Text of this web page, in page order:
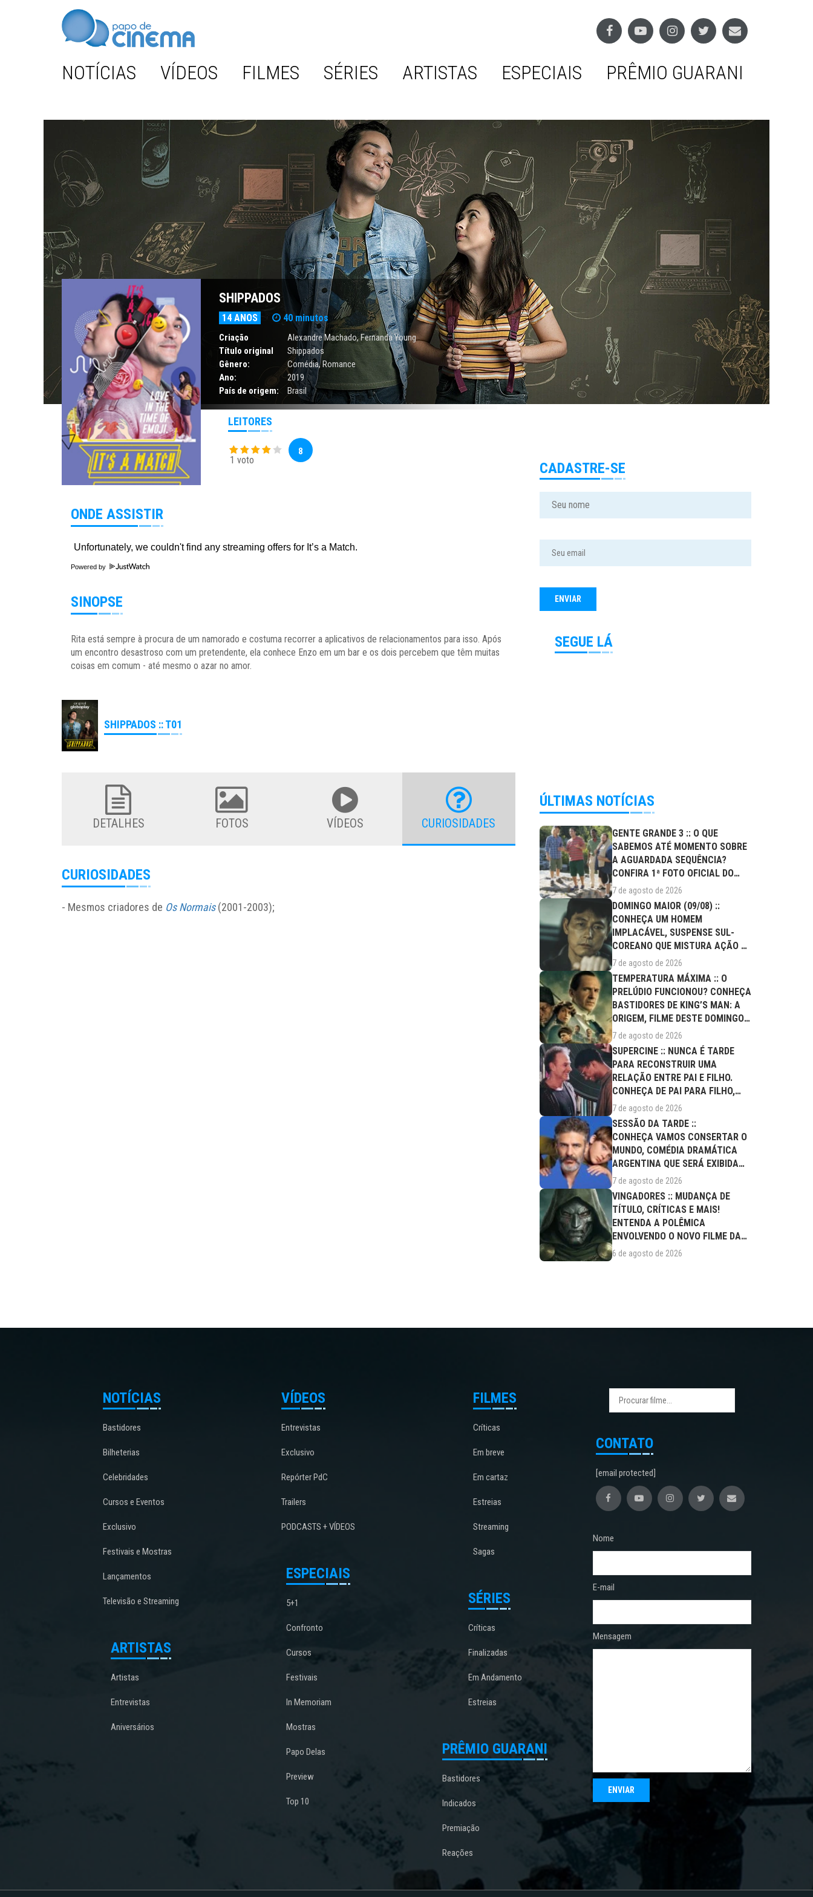
NOTÍCIAS VÍDEOS FILMES SÉRIES ARTISTAS ESPECIAIS PRÊMIO GUARANI
SHIPPADOS
14 ANOS 40 minutos
Criação
Alexandre Machado, Fernanda Young
Título original
Shippados
Gênero:
Comédia,Romance
Ano:
2019
País de origem:
Brasil
LEITORES
1 voto
8
ONDE ASSISTIR
Powered by
SINOPSE
Rita está sempre à procura de um namorado e costuma recorrer a aplicativos de relacionamentos para isso. Após
um encontro desastroso com um pretendente, ela conhece Enzo em um bar e os dois percebem que têm muitas
coisas em comum - até mesmo o azar no amor.
SHIPPADOS :: T01
DETALHES FOTOS VÍDEOS CURIOSIDADES
CURIOSIDADES
- Mesmos criadores de Os Normais(2001-2003);
CADASTRE-SE
SEGUE LÁ
ÚLTIMAS NOTÍCIAS
GENTE GRANDE 3 :: O QUE
SABEMOS ATÉ MOMENTO SOBRE
A AGUARDADA SEQUÊNCIA?
CONFIRA 1ª FOTO OFICIAL DO
ELENCO!
7 de agosto de 2026
DOMINGO MAIOR (09/08) ::
CONHEÇA UM HOMEM
IMPLACÁVEL, SUSPENSE SUL-
COREANO QUE MISTURA AÇÃO E
DRAMA FAMILIAR
7 de agosto de 2026
TEMPERATURA MÁXIMA :: O
PRELÚDIO FUNCIONOU? CONHEÇA
BASTIDORES DE KING’S MAN: A
ORIGEM, FILME DESTE DOMINGO
(09/08)
7 de agosto de 2026
SUPERCINE :: NUNCA É TARDE
PARA RECONSTRUIR UMA
RELAÇÃO ENTRE PAI E FILHO.
CONHEÇA DE PAI PARA FILHO,
FILME DESTE...
7 de agosto de 2026
SESSÃO DA TARDE ::
CONHEÇA VAMOS CONSERTAR O
MUNDO, COMÉDIA DRAMÁTICA
ARGENTINA QUE SERÁ EXIBIDA
NESTA SEXTA (07/08)
7 de agosto de 2026
VINGADORES :: MUDANÇA DE
TÍTULO, CRÍTICAS E MAIS!
ENTENDA A POLÊMICA
ENVOLVENDO O NOVO FILME DA
MARVEL
6 de agosto de 2026
NOTÍCIAS
Bastidores
Bilheterias
Celebridades
Cursos e Eventos
Exclusivo
Festivais e Mostras
Lançamentos
Televisão e Streaming
ARTISTAS
Artistas
Entrevistas
Aniversários
VÍDEOS
Entrevistas
Exclusivo
Repórter PdC
Trailers
PODCASTS + VÍDEOS
ESPECIAIS
5+1
Confronto
Cursos
Festivais
In Memoriam
Mostras
Papo Delas
Preview
Top 10
FILMES
Críticas
Em breve
Em cartaz
Estreias
Streaming
Sagas
SÉRIES
Críticas
Finalizadas
Em Andamento
Estreias
PRÊMIO GUARANI
Bastidores
Indicados
Premiação
Reações
CONTATO
[email protected]
Nome
E-mail
Mensagem